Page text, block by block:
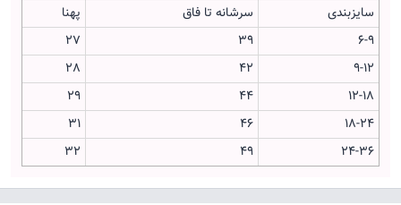
سایزبندی
سرشانه تا فاق
پهنا
6-9
39
27
9-12
42
28
12-18
44
29
18-24
46
31
24-36
49
32